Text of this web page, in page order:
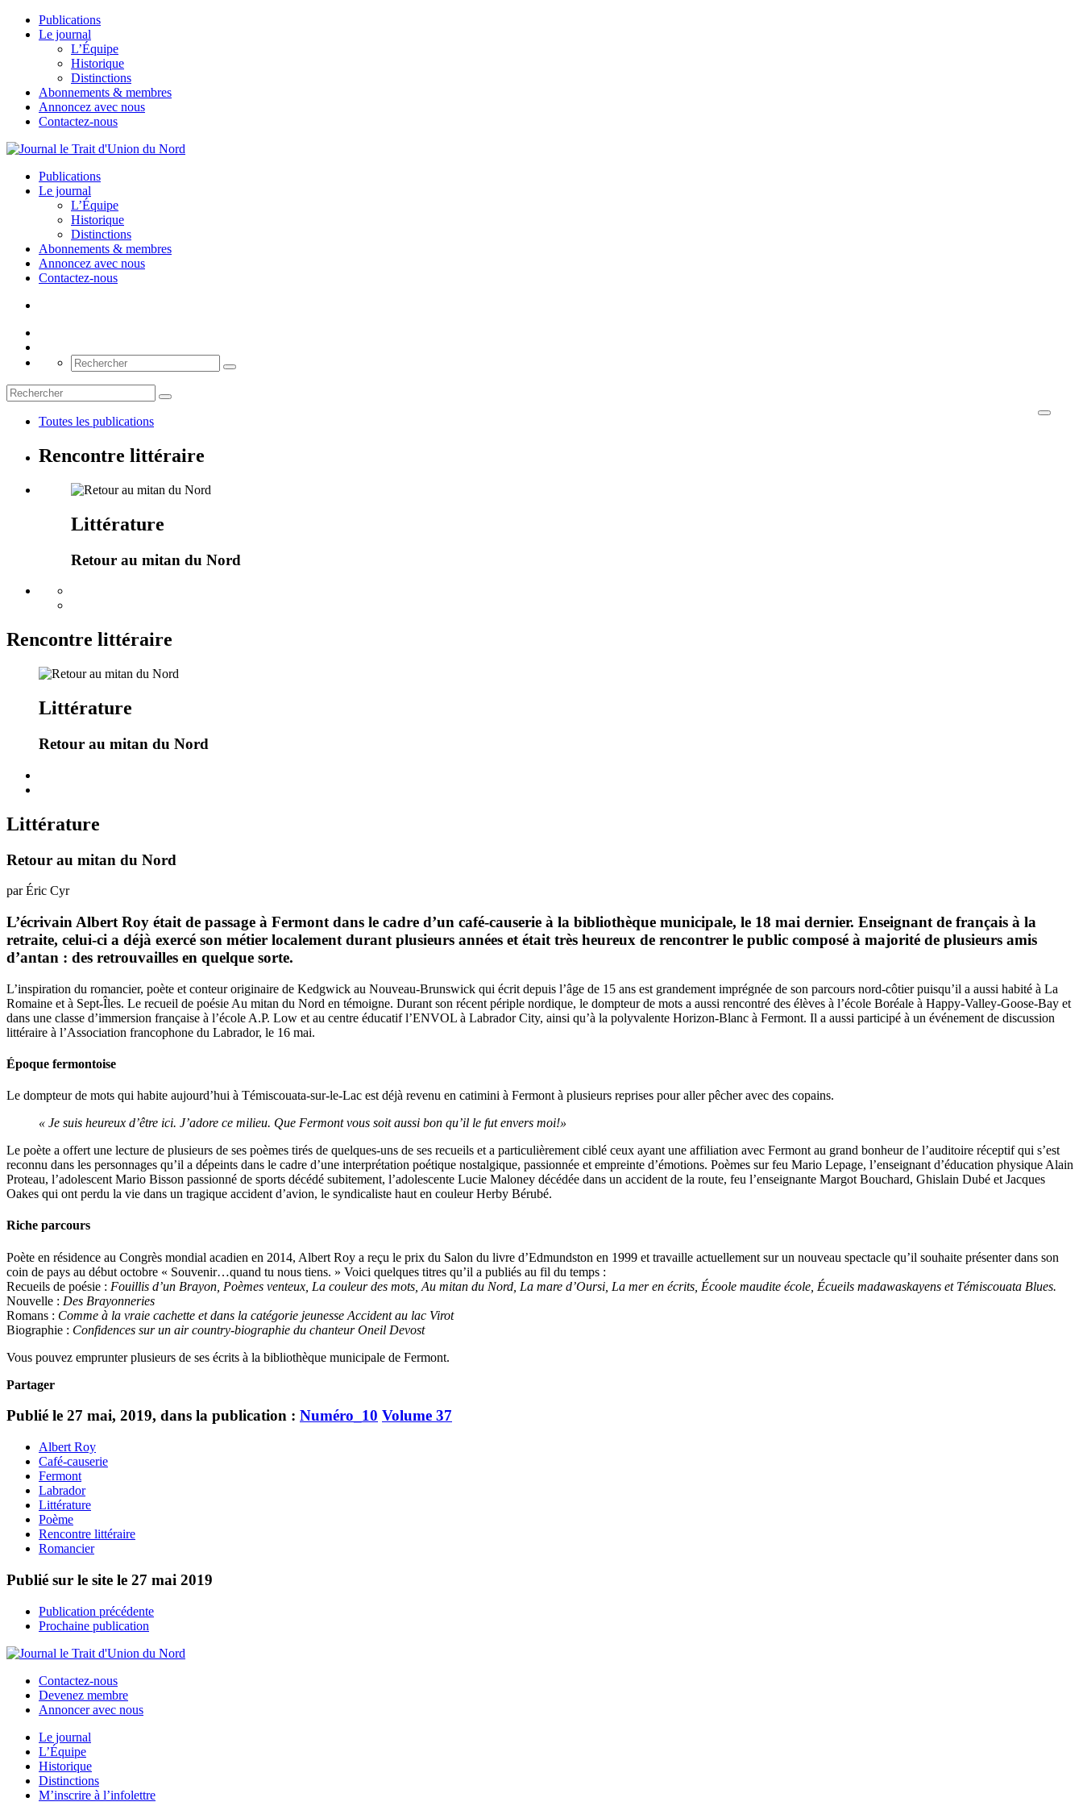
Publications
Le journal
L’Équipe
Historique
Distinctions
Abonnements & membres
Annoncez avec nous
Contactez-nous
Publications
Le journal
L’Équipe
Historique
Distinctions
Abonnements & membres
Annoncez avec nous
Contactez-nous
Toutes les publications
Rencontre littéraire
Littérature
Retour au mitan du Nord
Rencontre littéraire
Littérature
Retour au mitan du Nord
Littérature
Retour au mitan du Nord
par Éric Cyr
L’écrivain Albert Roy était de passage à Fermont dans le cadre d’un café-causerie à la bibliothèque municipale, le 18 mai dernier. Enseignant de français à la
retraite, celui-ci a déjà exercé son métier localement durant plusieurs années et était très heureux de rencontrer le public composé à majorité de plusieurs amis
d’antan : des retrouvailles en quelque sorte.
L’inspiration du romancier, poète et conteur originaire de Kedgwick au Nouveau-Brunswick qui écrit depuis l’âge de 15 ans est grandement imprégnée de son parcours nord-côtier puisqu’il a aussi habité à La
Romaine et à Sept-Îles. Le recueil de poésie Au mitan du Nord en témoigne. Durant son récent périple nordique, le dompteur de mots a aussi rencontré des élèves à l’école Boréale à Happy-Valley-Goose-Bay et
dans une classe d’immersion française à l’école A.P. Low et au centre éducatif l’ENVOL à Labrador City, ainsi qu’à la polyvalente Horizon-Blanc à Fermont. Il a aussi participé à un événement de discussion
littéraire à l’Association francophone du Labrador, le 16 mai.
Époque fermontoise
Le dompteur de mots qui habite aujourd’hui à Témiscouata-sur-le-Lac est déjà revenu en catimini à Fermont à plusieurs reprises pour aller pêcher avec des copains.
« Je suis heureux d’être ici. J’adore ce milieu. Que Fermont vous soit aussi bon qu’il le fut envers moi!»
Le poète a offert une lecture de plusieurs de ses poèmes tirés de quelques-uns de ses recueils et a particulièrement ciblé ceux ayant une affiliation avec Fermont au grand bonheur de l’auditoire réceptif qui s’est
reconnu dans les personnages qu’il a dépeints dans le cadre d’une interprétation poétique nostalgique, passionnée et empreinte d’émotions. Poèmes sur feu Mario Lepage, l’enseignant d’éducation physique Alain
Proteau, l’adolescent Mario Bisson passionné de sports décédé subitement, l’adolescente Lucie Maloney décédée dans un accident de la route, feu l’enseignante Margot Bouchard, Ghislain Dubé et Jacques
Oakes qui ont perdu la vie dans un tragique accident d’avion, le syndicaliste haut en couleur Herby Bérubé.
Riche parcours
Poète en résidence au Congrès mondial acadien en 2014, Albert Roy a reçu le prix du Salon du livre d’Edmundston en 1999 et travaille actuellement sur un nouveau spectacle qu’il souhaite présenter dans son
coin de pays au début octobre « Souvenir…quand tu nous tiens. » Voici quelques titres qu’il a publiés au fil du temps :
Recueils de poésie : Fouillis d’un Brayon, Poèmes venteux, La couleur des mots, Au mitan du Nord, La mare d’Oursi, La mer en écrits, Écoole maudite école, Écueils madawaskayens et Témiscouata Blues.
Nouvelle : Des Brayonneries
Romans : Comme à la vraie cachette et dans la catégorie jeunesse Accident au lac Virot
Biographie : Confidences sur un air country-biographie du chanteur Oneil Devost
Vous pouvez emprunter plusieurs de ses écrits à la bibliothèque municipale de Fermont.
Partager
Publié le 27 mai, 2019, dans la publication : Numéro_10 Volume 37
Albert Roy
Café-causerie
Fermont
Labrador
Littérature
Poème
Rencontre littéraire
Romancier
Publié sur le site le 27 mai 2019
Publication précédente
Prochaine publication
Contactez-nous
Devenez membre
Annoncer avec nous
Le journal
L’Équipe
Historique
Distinctions
M’inscrire à l’infolettre